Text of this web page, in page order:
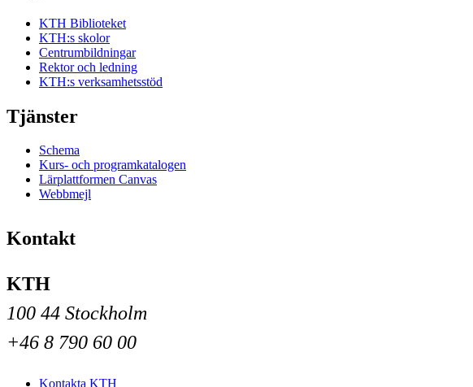
KTH Biblioteket
KTH:s skolor
Centrumbildningar
Rektor och ledning
KTH:s verksamhetsstöd
Tjänster
Schema
Kurs- och programkatalogen
Lärplattformen Canvas
Webbmejl
Kontakt
KTH
100 44 Stockholm
+46 8 790 60 00
Kontakta KTH